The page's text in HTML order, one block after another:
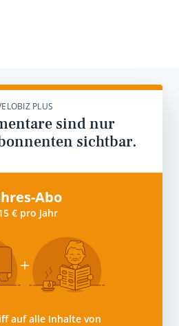
PLUS
sind nur
sichtbar.
Abo
€ pro Jahr
auf alle Inhalte von